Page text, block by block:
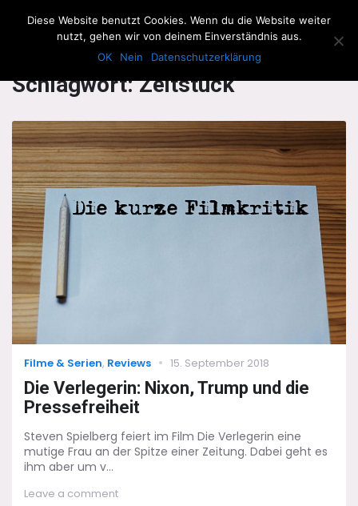
The Howling Men
Schlagwort:Zeitstück
Categories
Filme & Serien, Reviews
Posted
15. September 2018
Die Verlegerin: Nixon, Trump und die
Pressefreiheit
Steven Spielberg feiert im Film Die Verlegerin eine
mutige Frau an der Spitze einer Zeitung. Dabei geht es
ihm aber um v...
Leave a commenton
Diese Website benutzt Cookies. Wenn du die Website weiter
nutzt, gehen wir von deinem Einverständnis aus.
OK
Nein Datenschutzerklärung